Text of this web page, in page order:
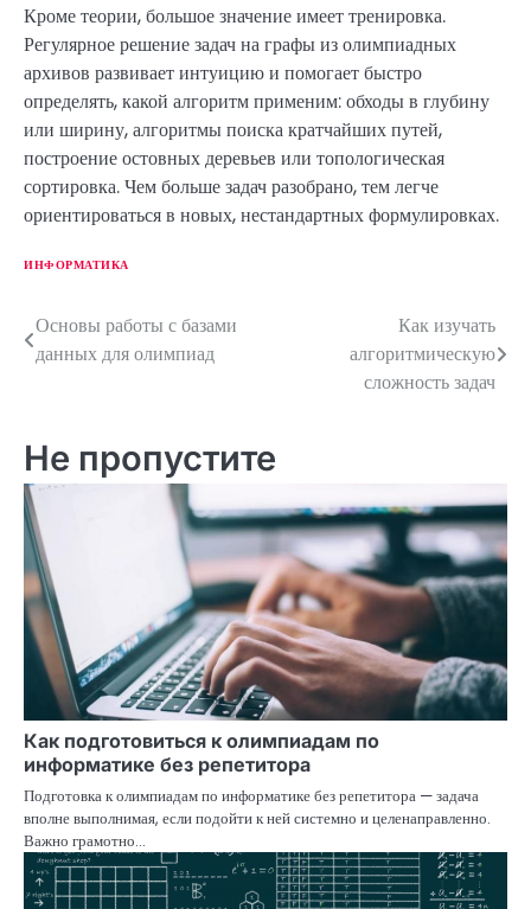
Кроме теории, большое значение имеет тренировка.
Регулярное решение задач на графы из олимпиадных
архивов развивает интуицию и помогает быстро
определять, какой алгоритм применим: обходы в глубину
или ширину, алгоритмы поиска кратчайших путей,
построение остовных деревьев или топологическая
сортировка. Чем больше задач разобрано, тем легче
ориентироваться в новых, нестандартных формулировках.
ИНФОРМАТИКА
Н
а
и
г
а
ц
и
п
о
з
а
п
Основы работы с базами
данных для олимпиад
Как изучать
алгоритмическую
сложность задач
Не пропустите
Как подготовиться к олимпиадам по
информатике без репетитора
Подготовка к олимпиадам по информатике без репетитора — задача
вполне выполнимая, если подойти к ней системно и целенаправленно.
Важно грамотно…